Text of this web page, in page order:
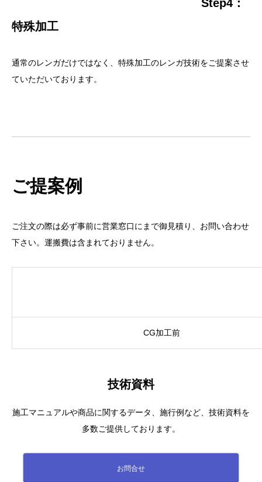
Step4：
特殊加工
通常のレンガだけではなく、特殊加工のレンガ技術をご提案させ
ていただいております。
ご提案例
ご注文の際は必ず事前に営業窓口にまで御見積り、お問い合わせ
下さい。運搬費は含まれておりません。
CG加工前
技術資料
施工マニュアルや商品に関するデータ、施行例など、技術資料を
多数ご提供しております。
お問合せ